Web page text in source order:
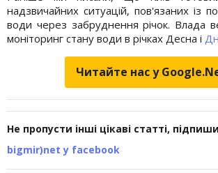
надзвичайних ситуацій, пов'язаних із
води через забруднення річок. Влада
моніторинг стану води в річках Десна і
Читайте нас у
Не пропусти інші цікаві статті,
bigmir)net у facebook